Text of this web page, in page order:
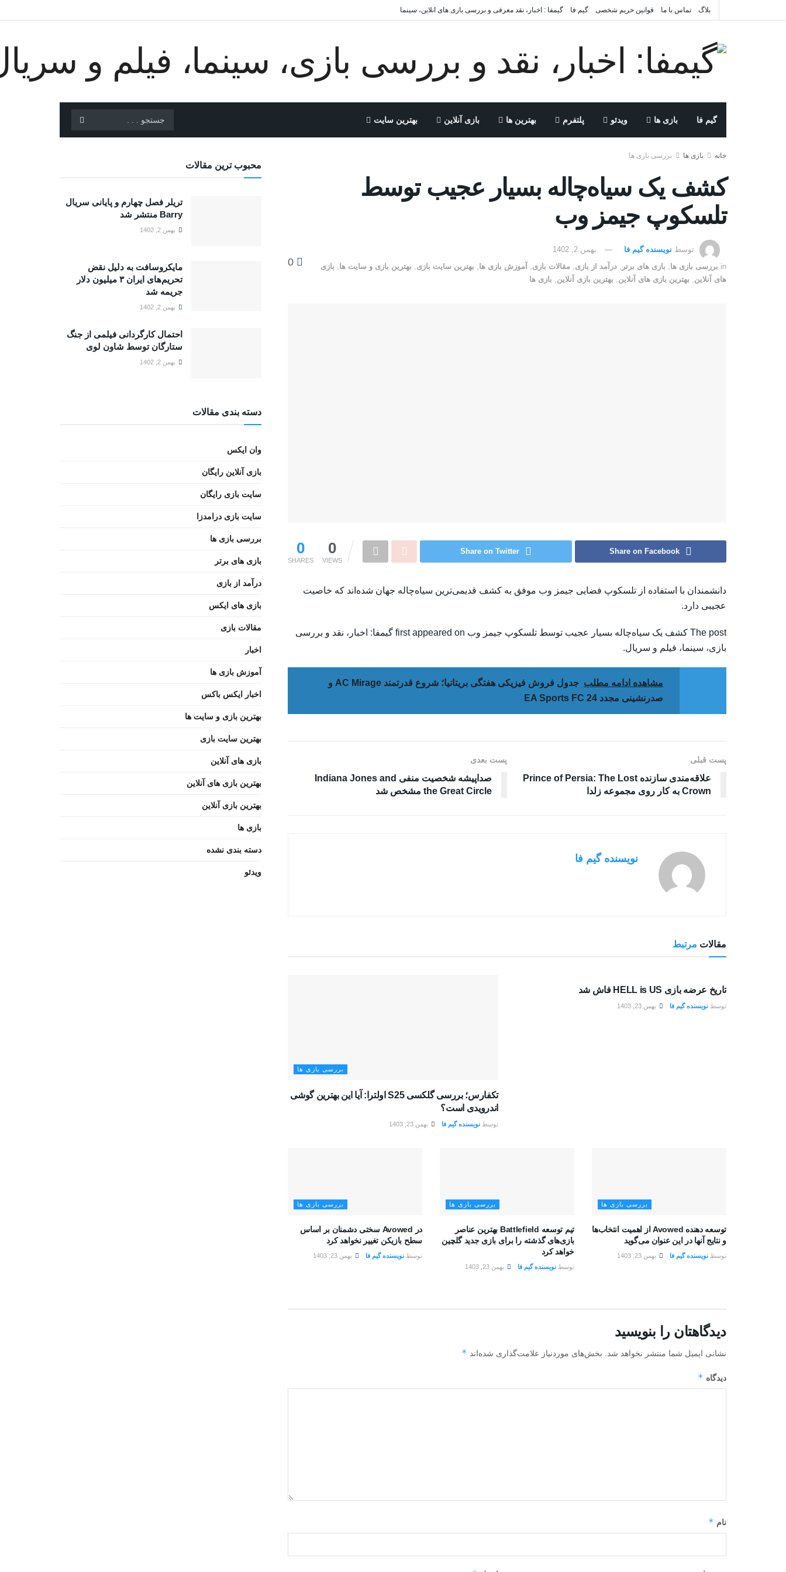
بلاگ تماس با ما قوانین حریم شخصی گیم فا گیمفا : اخبار، نقد معرفی و بررسی بازی های انلاین، سینما
گیم فا بازی ها ویدئو پلتفرم بهترین ها بازی آنلاین بهترین سایت
خانه بازی ها بررسی بازی ها
کشف یک سیاه‌چاله بسیار عجیب توسط
تلسکوپ جیمز وب
توسط نویسنده گیم فا
بهمن 2, 1402
in بررسی بازی ها بازی های برتر درآمد از بازی مقالات بازی آموزش بازی ها بهترین سایت بازی بهترین بازی و سایت ها
بازی
های آنلاین
بهترین بازی های آنلاین بهترین بازی آنلاین بازی ها
0
SHARES
0
VIEWS
Share on Facebook
Share on Twitter
دانشمندان با استفاده از تلسکوپ فضایی جیمز وب موفق به کشف قدیمی‌ترین سیاه‌چاله جهان شده‌اند که خاصیت
عجیبی دارد.
The post کشف یک سیاه‌چاله بسیار عجیب توسط تلسکوپ جیمز وب first appeared on گیمفا: اخبار، نقد و بررسی
بازی، سینما، فیلم و سریال.
مشاهده ادامه مطلب
جدول فروش فیزیکی هفتگی بریتانیا؛ شروع قدرتمند AC Mirage و
صدرنشینی مجدد EA Sports FC 24
پست قبلی
علاقه‌مندی سازنده Prince of Persia: The Lost
Crown به کار روی مجموعه زلدا
پست بعدی
صداپیشه شخصیت منفی Indiana Jones and
the Great Circle مشخص شد
نویسنده گیم فا
مقالات مرتبط
تاریخ عرضه بازی HELL is US فاش شد
توسط نویسنده گیم فا بهمن 23, 1403
بررسی بازی ها
تکفارس؛ بررسی گلکسی S25 اولترا: آیا این بهترین گوشی
اندرویدی است؟
توسط نویسنده گیم فا بهمن 23, 1403
بررسی بازی ها
توسعه دهنده Avowed از اهمیت انتخاب‌ها
و نتایج آنها در این عنوان می‌گوید
توسط نویسنده گیم فا بهمن 23, 1403
بررسی بازی ها
تیم توسعه Battlefield بهترین عناصر
بازی‌های گذشته را برای بازی جدید گلچین
خواهد کرد
توسط نویسنده گیم فا بهمن 23, 1403
بررسی بازی ها
در Avowed سختی دشمنان بر اساس
سطح بازیکن تغییر نخواهد کرد
توسط نویسنده گیم فا بهمن 23, 1403
دیدگاهتان را بنویسید
نشانی ایمیل شما منتشر نخواهد شد. بخش‌های موردنیاز علامت‌گذاری شده‌اند *
دیدگاه *
نام *
محبوب ترین مقالات
تریلر فصل چهارم و پایانی سریال
Barry منتشر شد
بهمن 2, 1402
مایکروسافت به دلیل نقض
تحریم‌های ایران ۳ میلیون دلار
جریمه شد
بهمن 2, 1402
احتمال کارگردانی فیلمی از جنگ
ستارگان توسط شاون لوی
بهمن 2, 1402
دسته بندی مقالات
وان ایکس
بازی آنلاین رایگان
سایت بازی رایگان
سایت بازی درامدزا
بررسی بازی ها
بازی های برتر
درآمد از بازی
بازی های ایکس
مقالات بازی
اخبار
آموزش بازی ها
اخبار ایکس باکس
بهترین بازی و سایت ها
بهترین سایت بازی
بازی های آنلاین
بهترین بازی های آنلاین
بهترین بازی آنلاین
بازی ها
دسته بندی نشده
ویدئو